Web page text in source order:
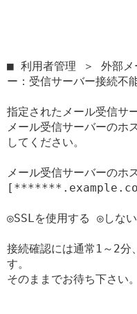
■ 利用者管理 ＞ 外部
ー：受信サーバー接続不
指定されたメール受信サ
メール受信サーバーのホ
してください。
メール受信サーバーの
◎SSLを使用する ◎しない
接続確認には通常1～2分
す。
そのままでお待ち下さい。
[修正後、接